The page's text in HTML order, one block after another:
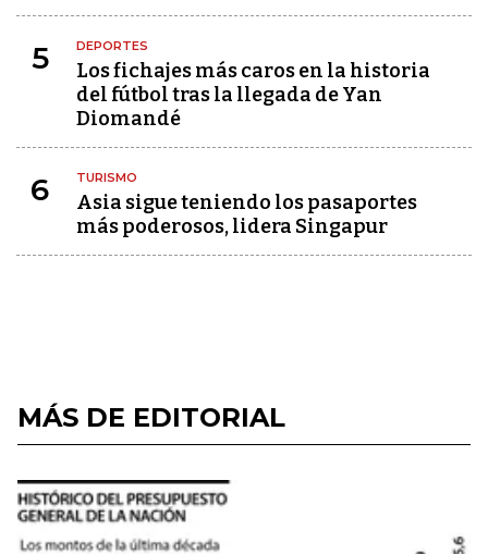
5 DEPORTES
Los fichajes más caros en la historia
del fútbol tras la llegada de Yan
Diomandé
6 TURISMO
Asia sigue teniendo los pasaportes
más poderosos, lidera Singapur
MÁS DE EDITORIAL